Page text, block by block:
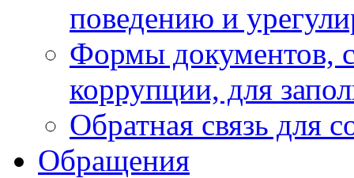
поведению и
Формы документов,
коррупции, для
Обратная связь для
Обращения